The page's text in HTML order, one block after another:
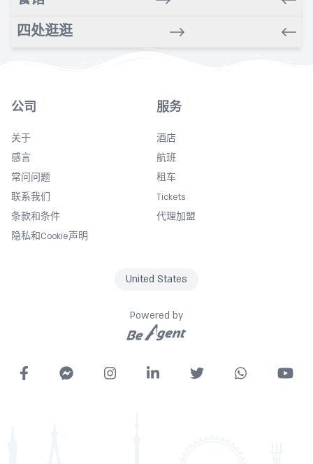
Beach nearby
Bidet
Breakfast in room
Darts
Desk
Diving/Scuba Diving
Entertainment activities
Garden
四处逛逛
公司
关于
感言
常问问题
联系我们
条款和条件
隐私和Cookie声明
服务
酒店
航班
租车
Tickets
代理加盟
United States
Powered by